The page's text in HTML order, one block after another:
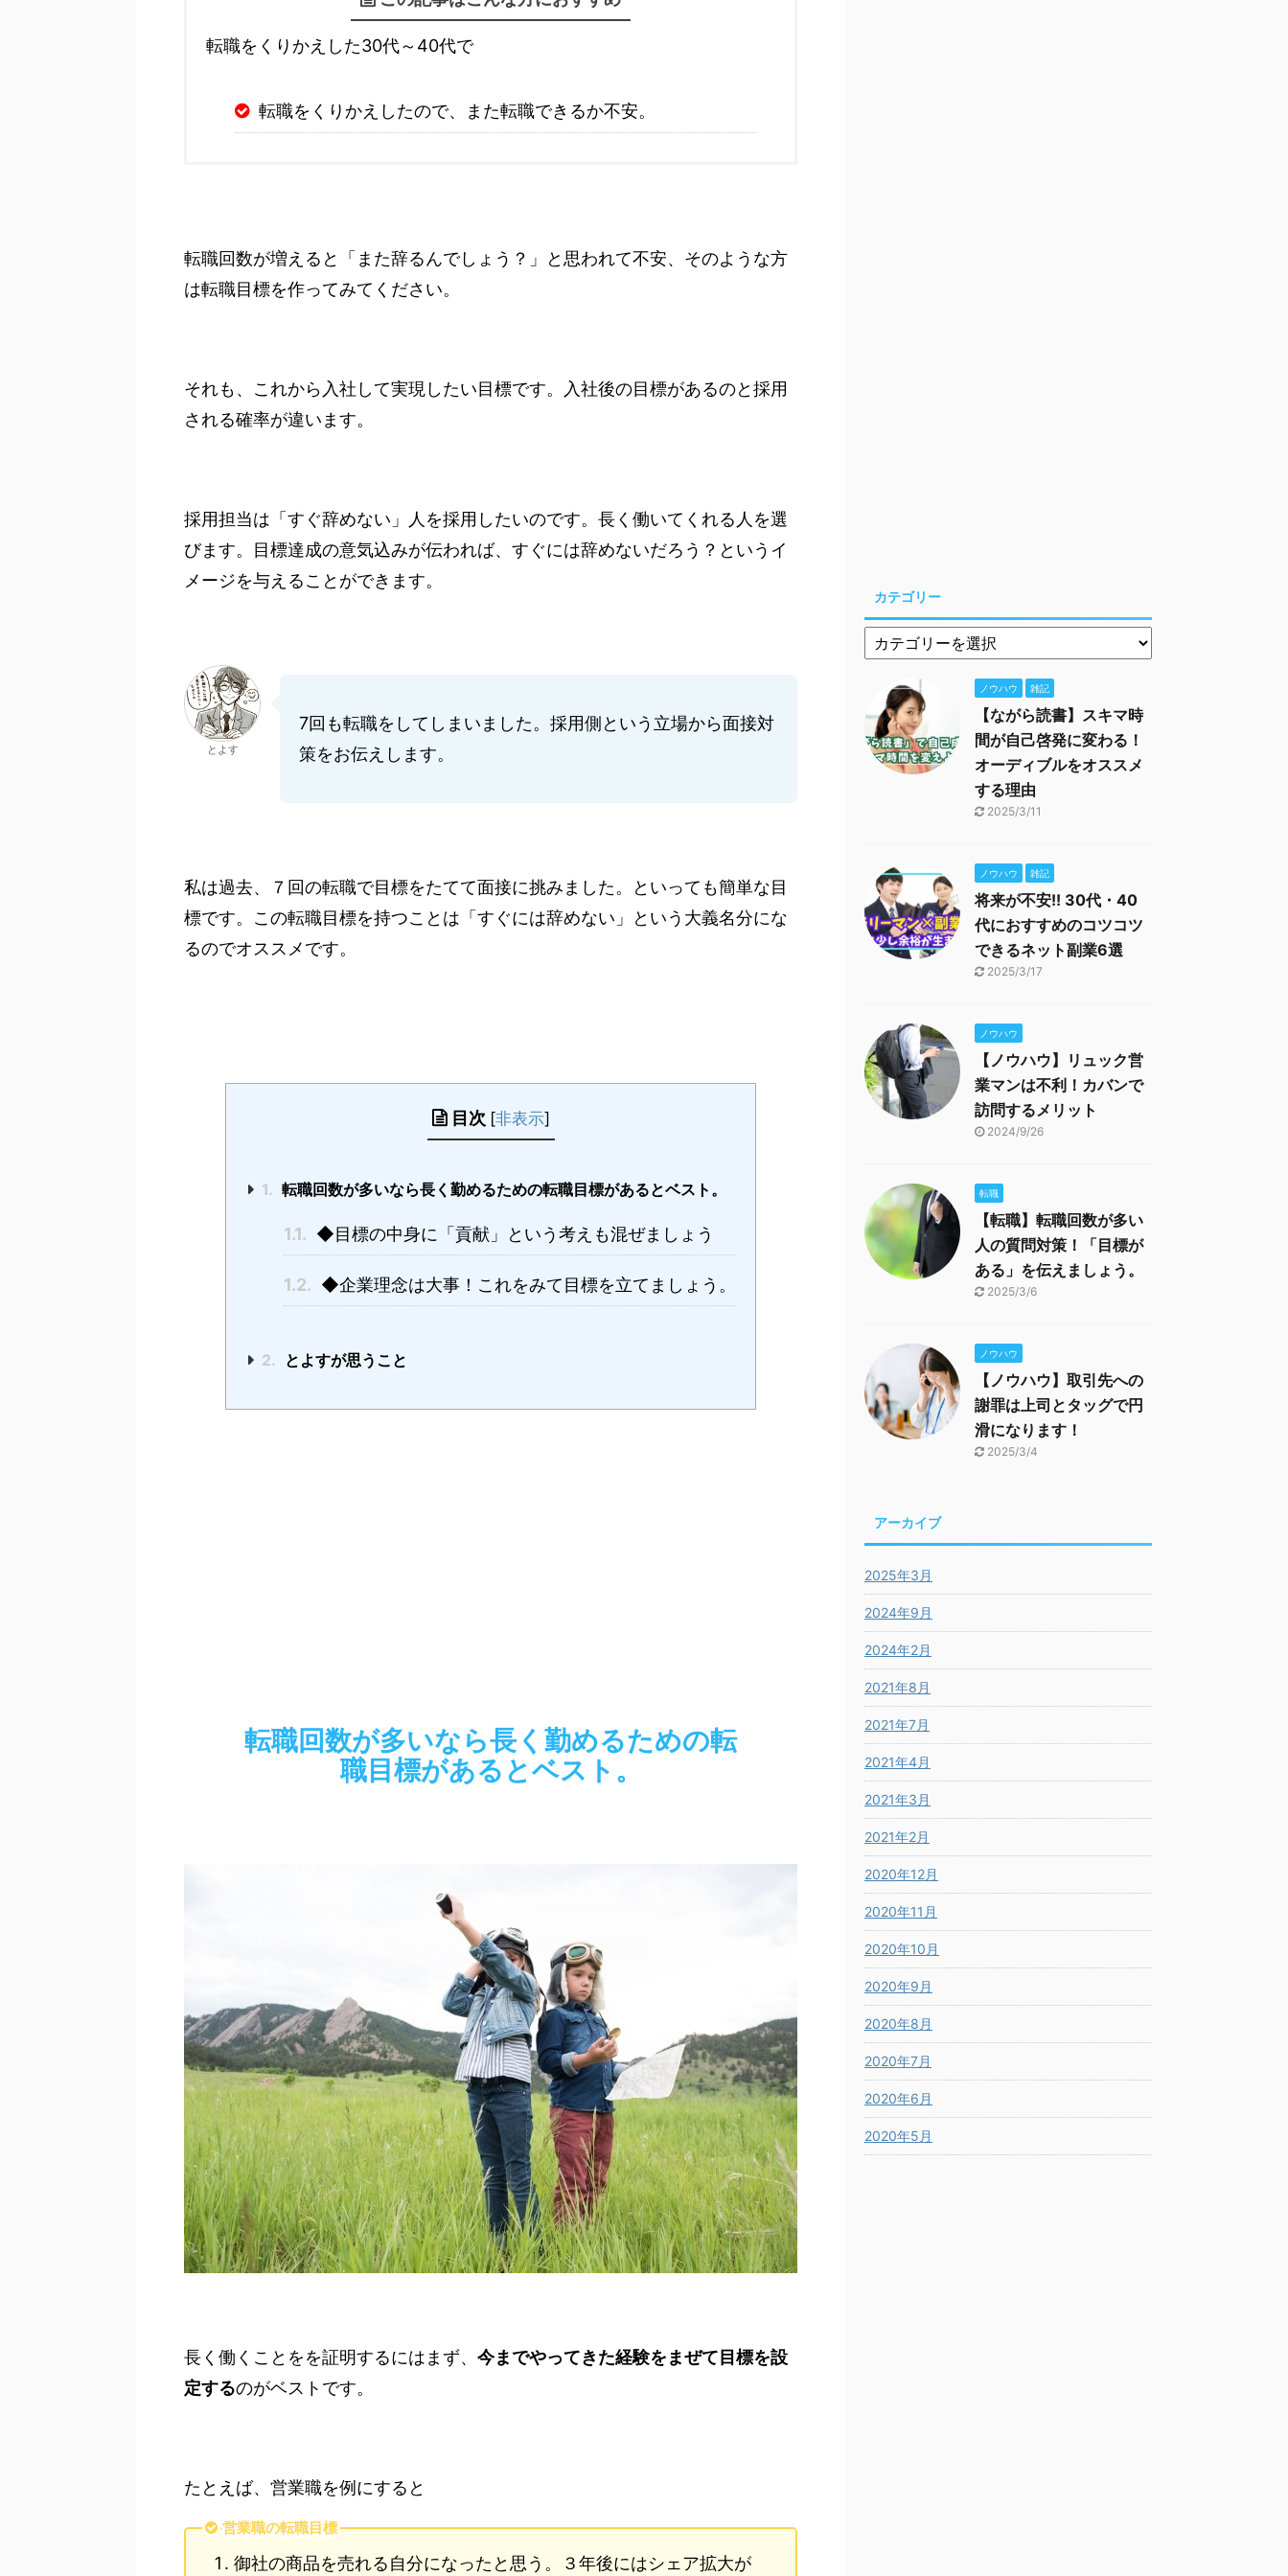
転職をくりかえした30代～40代で
転職をくりかえしたので、また転職できるか不安。
転職回数が増えると「また辞るんでしょう？」と思われて不安、そのような方
は転職目標を作ってみてください。
それも、これから入社して実現したい目標です。入社後の目標があるのと採用
される確率が違います。
採用担当は「すぐ辞めない」人を採用したいのです。長く働いてくれる人を選
びます。目標達成の意気込みが伝われば、すぐには辞めないだろう？というイ
メージを与えることができます。
とよす
7回も転職をしてしまいました。採用側という立場から面接対
策をお伝えします。
私は過去、７回の転職で目標をたてて面接に挑みました。といっても簡単な目
標です。この転職目標を持つことは「すぐには辞めない」という大義名分にな
るのでオススメです。
目次 [非表示]
1. 転職回数が多いなら長く勤めるための転職目標があるとベスト。
1.1. ◆目標の中身に「貢献」という考えも混ぜましょう
1.2. ◆企業理念は大事！これをみて目標を立てましょう。
2. とよすが思うこと
転職回数が多いなら長く勤めるための転
職目標があるとベスト。
長く働くことをを証明するにはまず、 今までやってきた経験をまぜて目標を設
定するのがベストです。
たとえば、営業職を例にすると
営業職の転職目標
御社の商品を売れる自分になったと思う。３年後にはシェア拡大が
カテゴリー
ノウハウ 雑記
【ながら読書】スキマ時
間が自己啓発に変わる！
オーディブルをオススメ
する理由
2025/3/11
ノウハウ 雑記
将来が不安!! 30代・40
代におすすめのコツコツ
できるネット副業6選
2025/3/17
ノウハウ
【ノウハウ】リュック営
業マンは不利！カバンで
訪問するメリット
2024/9/26
転職
【転職】転職回数が多い
人の質問対策！「目標が
ある」を伝えましょう。
2025/3/6
ノウハウ
【ノウハウ】取引先への
謝罪は上司とタッグで円
滑になります！
2025/3/4
アーカイブ
2025年3月
2024年9月
2024年2月
2021年8月
2021年7月
2021年4月
2021年3月
2021年2月
2020年12月
2020年11月
2020年10月
2020年9月
2020年8月
2020年7月
2020年6月
2020年5月